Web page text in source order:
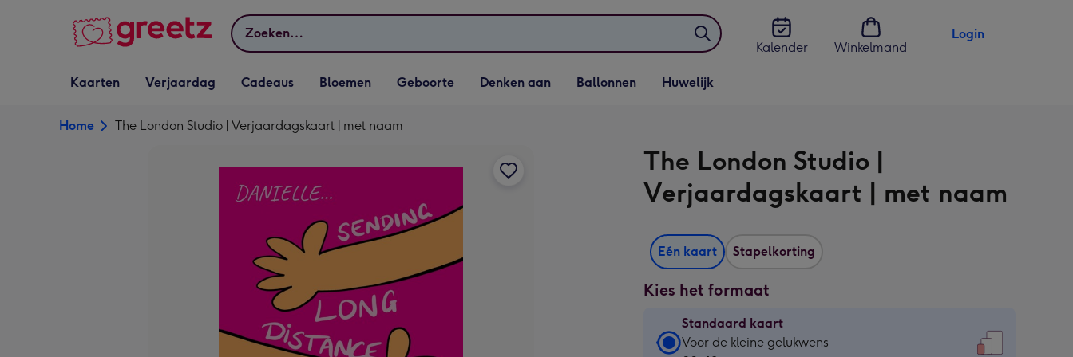
Zoeken
Kalender
Winkelmand
Login
Vervolgkeuzelijst
Kaarten openen
Kaarten
Vervolgkeuzelijst
Verjaardag openen
Verjaardag
Vervolgkeuzelijst
Cadeaus openen
Cadeaus
Vervolgkeuzelijst
Bloemen openen
Bloemen
Vervolgkeuzelijst
Geboorte openen
Geboorte
Vervolgkeuzelijst
Denken aan openen
Denken aan
Vervolgkeuzelijst
Ballonnen openen
Ballonnen
Vervolgkeuzelijst
Huwelijk openen
Huwelijk
Home The London Studio | Verjaardagskaart | met naam
The London Studio |
Verjaardagskaart | met naam
Eén kaart Stapelkorting
Kies het formaat
Standaard kaart
Standaard
Voor de kleine gelukwens